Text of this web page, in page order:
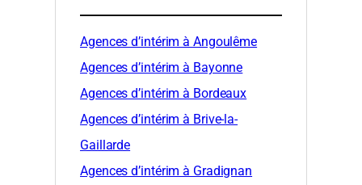
Agences d’intérim à Angoulême
Agences d’intérim à Bayonne
Agences d’intérim à Bordeaux
Agences d’intérim à Brive-la-
Gaillarde
Agences d’intérim à Gradignan